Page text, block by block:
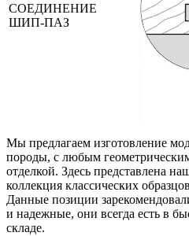
СОЕДИНЕНИЕ
ШИП-ПАЗ
Мы предлагаем изготовление
породы, с любым
отделкой. Здесь представлена
коллекция классических
Данные позиции
и надежные, они всегда есть в
складе.